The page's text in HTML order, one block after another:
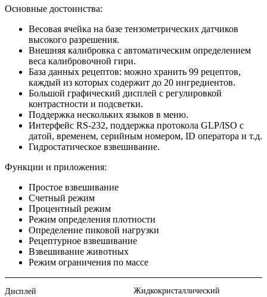
Основные достоинства:
Весовая ячейка на базе тензометрических датчиков
высокого разрешения.
Внешняя калибровка с автоматическим определением
веса калибровочной гири.
База данных рецептов: можно хранить 99 рецептов,
каждый из которых содержит до 20 ингредиентов.
Большой графический дисплей с регулировкой
контрастности и подсветки.
Поддержка нескольких языков в меню.
Интерфейс RS-232, поддержка протокола GLP/ISO с
датой, временем, серийным номером, ID оператора и т.д.
Гидростатическое взвешивание.
Функции и приложения:
Простое взвешивание
Счетный режим
Процентный режим
Режим определения плотности
Определение пиковой нагрузки
Рецептурное взвешивание
Взвешивание животных
Режим ограничения по массе
Дисплей
Жидкокристаллический